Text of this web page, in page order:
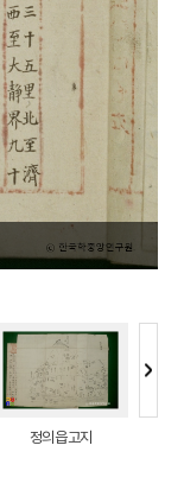
정의읍고지